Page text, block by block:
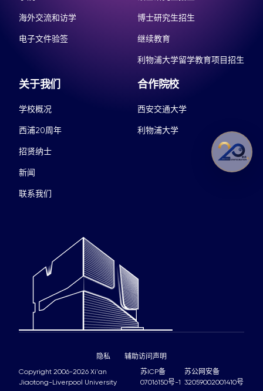
海外交流和访学
电子文件验签
博士研究生招生
继续教育
利物浦大学留学教育项目招生
关于我们
学校概况
西浦20周年
招贤纳士
新闻
联系我们
合作院校
西安交通大学
利物浦大学
Copyright 2006-2026 Xi'an
Jiaotong-Liverpool University
苏ICP备
07016150号-1
苏公网安备
32059002001410号
隐私 辅助访问声明